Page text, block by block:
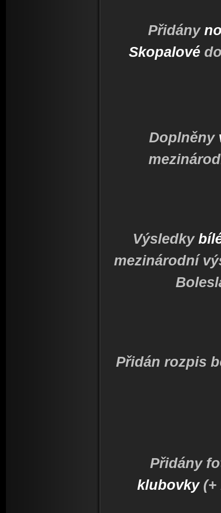
Přidány
Skopalovédo
Doplněny
Výsledky
mezinárodní
Přidán rozpis
Přidány
klubovky(+